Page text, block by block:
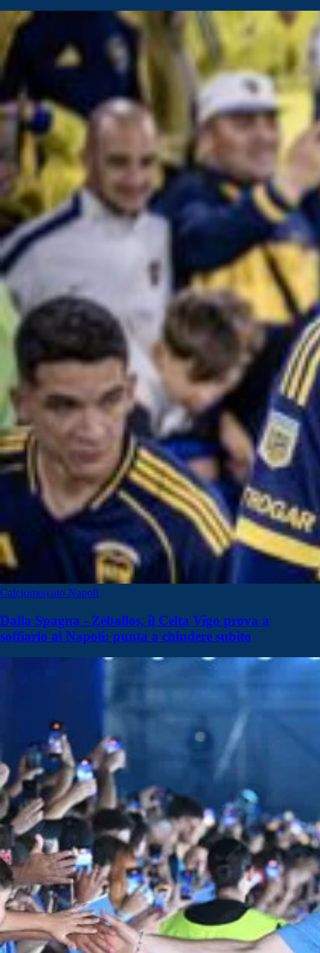
Calciomercato Napoli
Dalla Spagna - Zeballos, il Celta Vigo prova a
soffiarlo al Napoli: punta a chiudere subito